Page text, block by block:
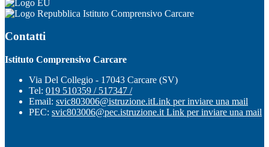
Istituto Comprensivo Carcare
Contatti
Istituto Comprensivo Carcare
Via Del Collegio - 17043 Carcare (SV)
Tel: 019 510359 / 517347 /
Email: svic803006@istruzione.itLink per inviare una mail
PEC: svic803006@pec.istruzione.it Link per inviare una mail